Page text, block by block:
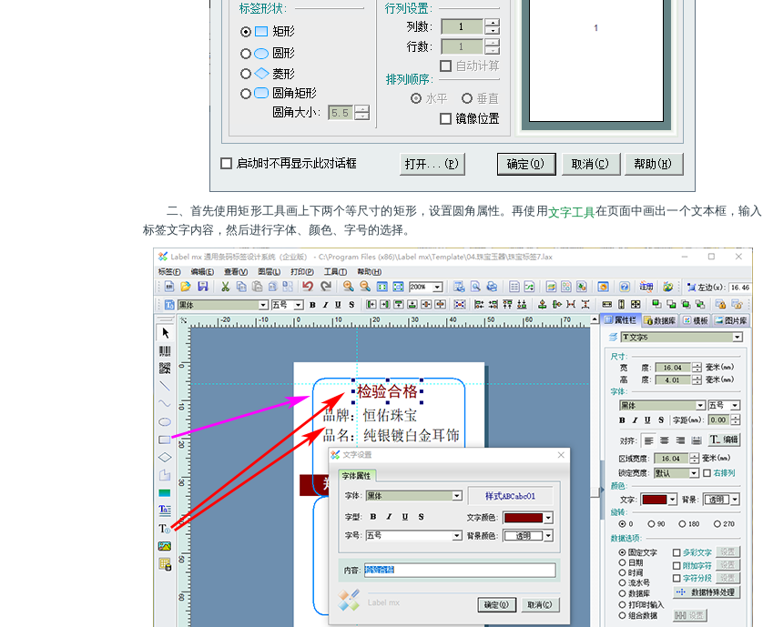
二、首先使用矩形工具画上下两个等尺寸的矩形，设置圆角属性。再使用文字工具在页面中画出一个文本框，输入
标签文字内容，然后进行字体、颜色、字号的选择。